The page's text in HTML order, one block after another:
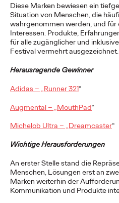
Diese Marken bewiesen ein
Situation von Menschen, die
wahrgenommen werden, und für
Interessen. Produkte,
für alle zugänglicher und
Festival vermehrt ausgezeichnet.
Herausragende Gewinner
Adidas – „Runner 321“
Augmental – „MouthPad“
Michelob Ultra – „Dreamcaster“
Wichtige Herausforderungen
An erster Stelle stand die
Menschen, Lösungen erst an
Marken weiterhin der
Kommunikation und Produkte
erreichen.
Watch→
NEWS
Milka &
auf zarte
neue
„Geben ist
Geschenk“